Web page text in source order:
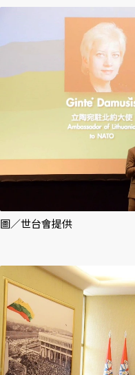
圖／世台會提供